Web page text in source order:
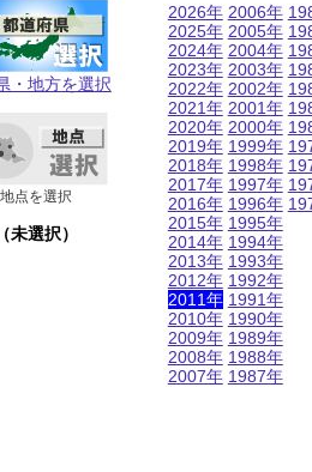
・地方を選択
地点を選択
（未選択）
2026年
2025年
2024年
2023年
2022年
2021年
2020年
2019年
2018年
2017年
2016年
2015年
2014年
2013年
2012年
2011年
2010年
2009年
2008年
2007年
2006年
2005年
2004年
2003年
2002年
2001年
2000年
1999年
1998年
1997年
1996年
1995年
1994年
1993年
1992年
1991年
1990年
1989年
1988年
1987年